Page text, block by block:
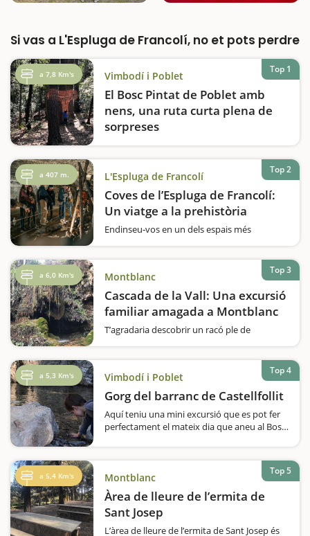
Si vas a L'Espluga de Francolí, no et pots perdre
a 7,8 Km's Vimbodí i Poblet
El Bosc Pintat de Poblet amb
nens, una ruta curta plena de
sorpreses
Prepareu-vos per una excursió plena
d'emocions, envoltada d'un paisatge
meravellós i ideada específicament per fer
amb nens amb els arbres i sobretot els
bolets com a grans protagonistes. Es tracta
de l'itinerari micològic del Bosc de…
Top 1
a 407 m. L'Espluga de Francolí
Coves de l’Espluga de Francolí:
Un viatge a la prehistòria
Endinseu-vos en un dels espais més
única combina història, aventura i curiositats
geològiques per crear una jornada…
Top 2
a 6,0 Km's Montblanc
Cascada de la Vall: Una excursió
familiar amagada a Montblanc
T’agradaria descobrir un racó ple de
excursió ideal per fer amb nens i
desconnectar en plena…
Top 3
a 5,3 Km's Vimbodí i Poblet
Gorg del barranc de Castellfollit
Aquí teniu una mini excursió que es pot fer
perfectament el mateix dia que aneu al Bosc
boscos de Poblet, s’hi arriba molt fàcilment,
…
Top 4
a 5,4 Km's Montblanc
Àrea de lleure de l’ermita de
Sant Josep
L’àrea de lleure de l’ermita de Sant Josep és
Top 5